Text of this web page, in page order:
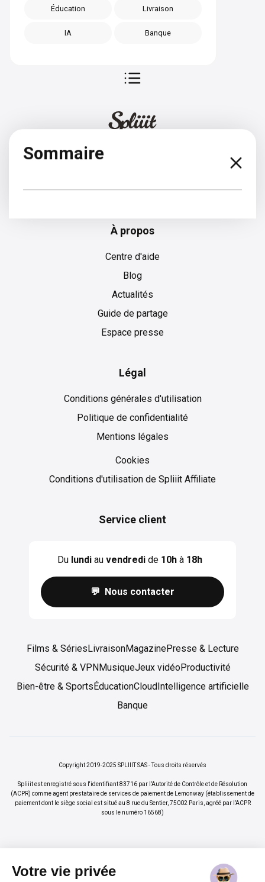
Votre vie privée
Éducation Livraison
IA Banque
Sommaire
À propos
Centre d'aide
Blog
Actualités
Guide de partage
Espace presse
Légal
Conditions générales d'utilisation
Politique de confidentialité
Mentions légales
Cookies
Conditions d'utilisation de Spliiit Affiliate
Service client
Du lundiau vendredide 10hà 18h
💬 Nous contacter
Films & SériesLivraisonMagazinePresse & Lecture
Sécurité & VPNMusiqueJeux vidéoProductivité
Bien-être & SportsÉducationCloudIntelligence artificielle
Banque
Copyright 2019-2025 SPLIIIT SAS - Tous droits réservés
Spliiit est enregistré sous l'identifiant 83716 par l’Autorité de Contrôle et de Résolution
(ACPR) comme agent prestataire de services de paiement de Lemonway (établissement de
paiement dont le siège social est situé au 8 rue du Sentier, 75002 Paris, agréé par l’ACPR
sous le numéro 16568)